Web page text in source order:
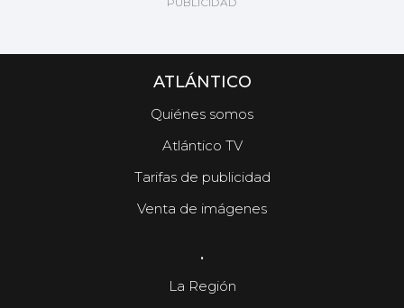
ATLÁNTICO
Quiénes somos
Atlántico TV
Tarifas de publicidad
Venta de imágenes
.
La Región